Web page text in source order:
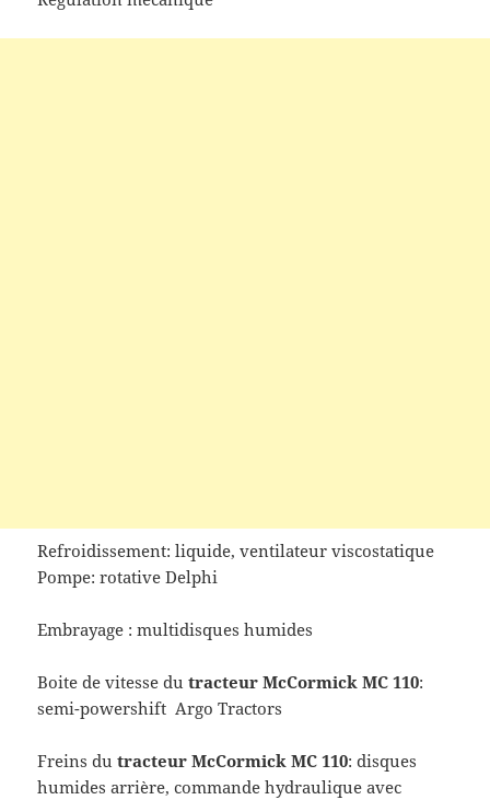
Refroidissement: liquide, ventilateur viscostatique
Pompe: rotative Delphi
Embrayage : multidisques humides
Boite de vitesse dutracteur McCormick MC 110:
semi-powershift Argo Tractors
Freins dutracteur McCormick MC 110: disques
humides arrière, commande hydraulique avec